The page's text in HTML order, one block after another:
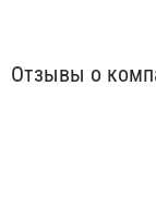
Отзывы о